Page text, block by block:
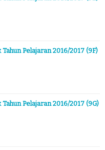
Pelajaran 2016/2017 (9F)
Pelajaran 2016/2017 (9G)